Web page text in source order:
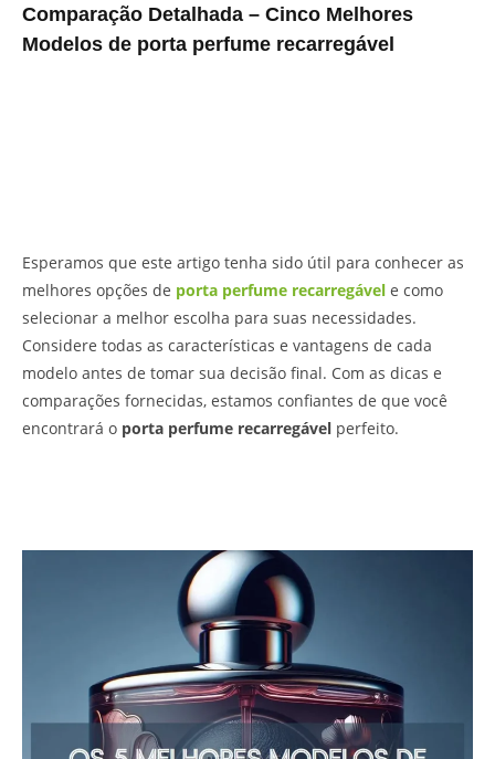
Comparação Detalhada – Cinco Melhores
Modelos de porta perfume recarregável
Esperamos que este artigo tenha sido útil para conhecer as
melhores opções de porta perfume recarregável e como
selecionar a melhor escolha para suas necessidades.
Considere todas as características e vantagens de cada
modelo antes de tomar sua decisão final. Com as dicas e
comparações fornecidas, estamos confiantes de que você
encontrará o porta perfume recarregável perfeito.